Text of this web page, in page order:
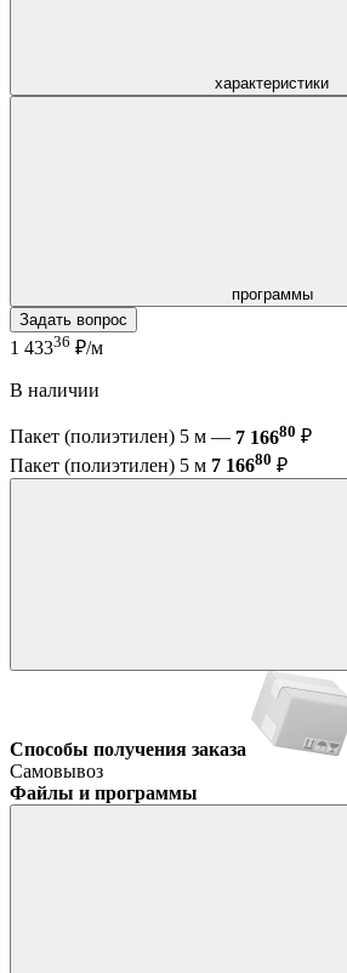
характеристики
программы
Задать вопрос
1 43336 ₽/м
В наличии
Пакет (полиэтилен) 5 м — 7 16680 ₽
Пакет (полиэтилен) 5 м 7 16680 ₽
Способы получения заказа
Самовывоз
Файлы и программы